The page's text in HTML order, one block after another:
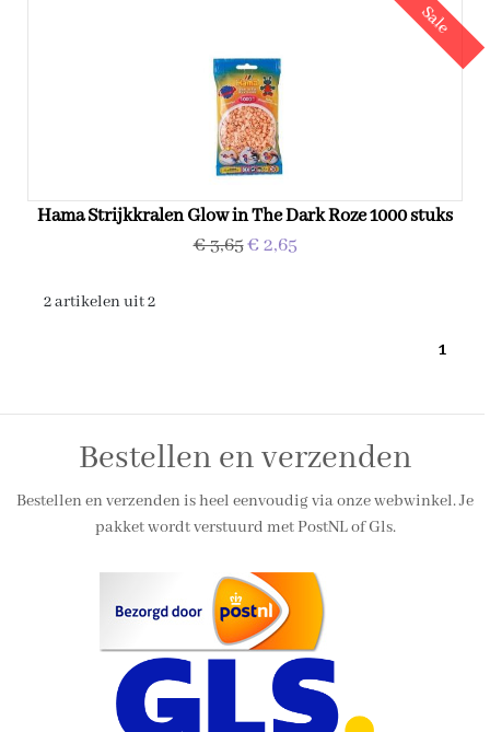
Sale
Hama Strijkkralen Glow in The Dark Roze 1000 stuks
€ 3,65€ 2,65
2 artikelen uit 2
1
Bestellen en verzenden
Bestellen en verzenden is heel eenvoudig via onze webwinkel. Je
pakket wordt verstuurd met PostNL of Gls.